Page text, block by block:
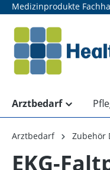
Zur
Medizinprodukte
Arztbedarf
Arztbedarf Zubehör
EKG-